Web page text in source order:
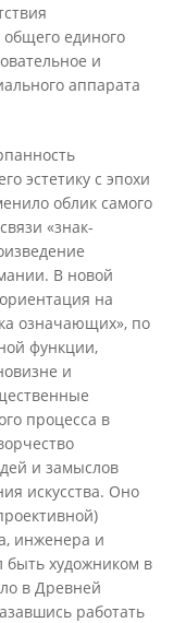
единого
и
аппарата
эстетику с эпохи
облик самого
«знак-
В новой
на
означающих», по
функции,
и
процесса в
и замыслов
искусства. Оно
инженера и
быть художником в
в Древней
работать